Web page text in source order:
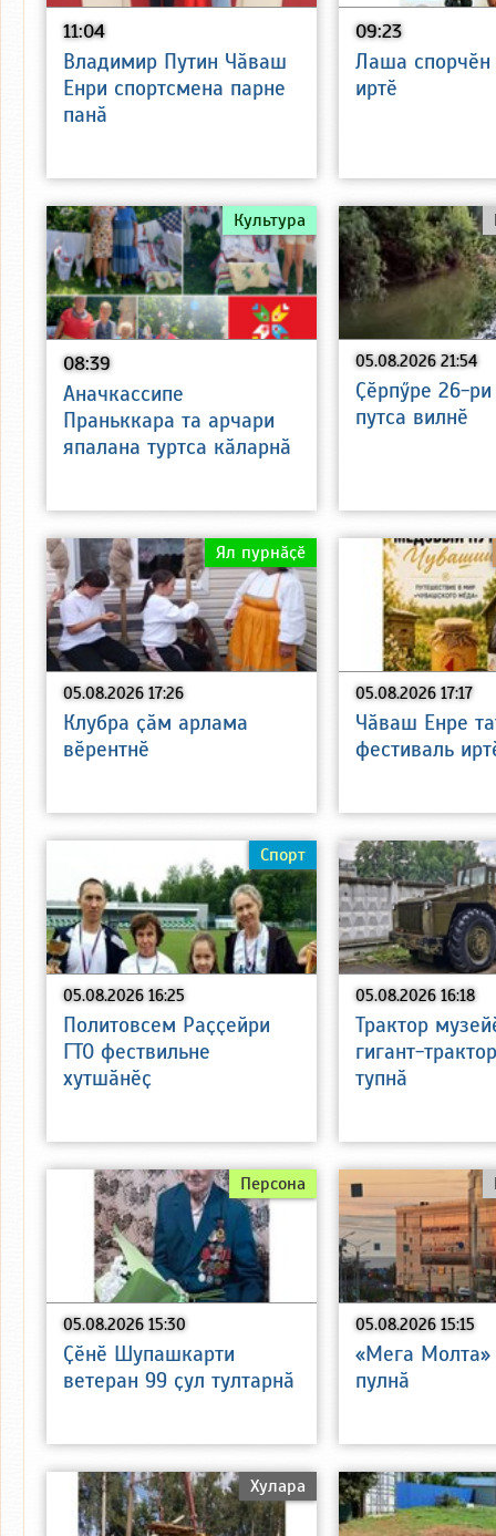
11:04
Владимир Путин Чӑваш
Енри спортсмена парне
панӑ
09:23
Лаша спорчӗн
иртӗ
08:39
Культура
Аначкассипе
Праньккара та арчари
япалана туртса кӑларнӑ
05.08.2026 21:54
Ҫӗрпӳре 26-
путса вилнӗ
05.08.2026 17:26
Ял пурнӑҫӗ
Клубра ҫӑм арлама
вӗрентнӗ
05.08.2026 17:17
Чӑваш Енре
фестиваль
05.08.2026 16:25
Спорт
Политовсем Раҫҫейри
ГТО фествильне
хутшӑнӗҫ
05.08.2026 16:18
Трактор
гигант-
тупнӑ
05.08.2026 15:30
Персона
Ҫӗнӗ Шупашкарти
ветеран 99 ҫул тултарнӑ
05.08.2026 15:15
«Мега
пулнӑ
Хулара